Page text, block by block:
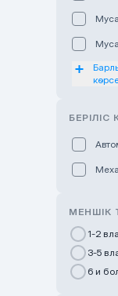
БЕРІЛІС
МЕНШІК
1-2
3-5
6 и